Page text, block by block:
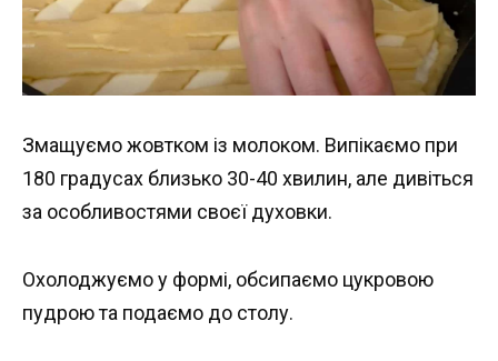
Змащуємо жовтком із молоком. Випікаємо при
180 градусах близько 30-40 хвилин, але дивіться
за особливостями своєї духовки.
Охолоджуємо у формі, обсипаємо цукровою
пудрою та подаємо до столу.